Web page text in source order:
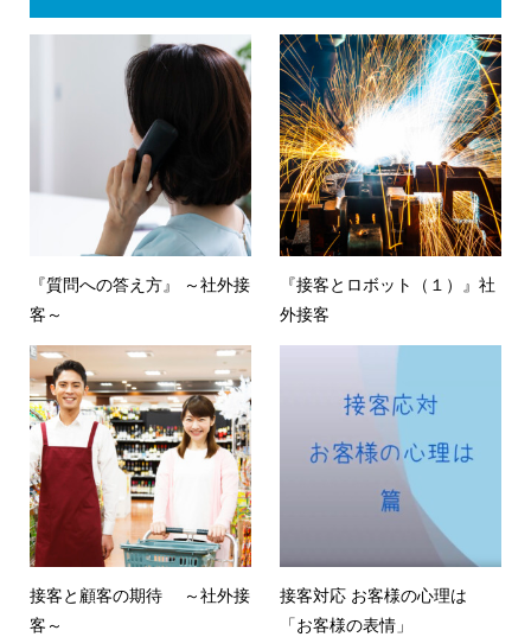
『質問への答え方』 ～社外接
客～
『接客とロボット（１）』社
外接客
接客と顧客の期待 ～社外接
客～
接客対応 お客様の心理は
「お客様の表情」